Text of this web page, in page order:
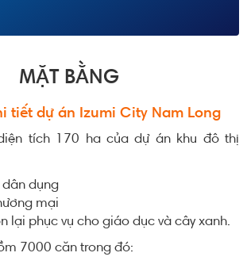
MẶT BẰNG
tiết dự án Izumi City Nam Long
diện tích 170 ha của dự án khu đô thị
dụng
mại
lại phục vụ cho giáo dục và cây xanh.
7000 căn trong đó: